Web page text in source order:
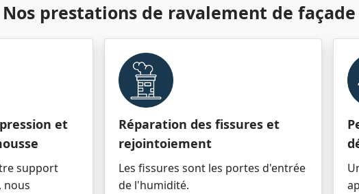
Nos prestations de ravalement de façade
et
support
nous
Réparation des fissures et
rejointoiement
Les fissures sont les portes d'entrée
de l'humidité.